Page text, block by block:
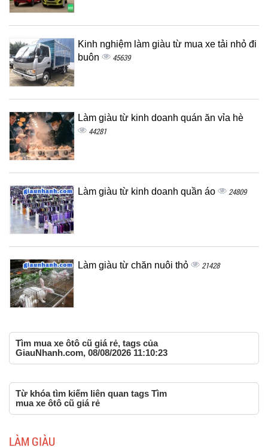
Kinh nghiệm làm giàu từ mua xe tải nhỏ đi
buôn
45639
Làm giàu từ kinh doanh quán ăn vỉa hè
44281
Làm giàu từ kinh doanh quần áo 24809
Làm giàu từ chăn nuôi thỏ 21428
Tìm mua xe ôtô cũ giá rẻ, tags của
GiauNhanh.com, 08/08/2026 11:10:23
Từ khóa tìm kiếm liên quan tags Tìm
mua xe ôtô cũ giá rẻ
LÀM GIÀU